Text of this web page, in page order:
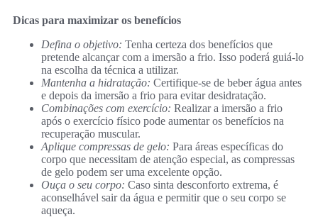
Dicas para maximizar os benefícios
Defina o objetivo: Tenha certeza dos benefícios que
pretende alcançar com a imersão a frio. Isso poderá guiá-lo
na escolha da técnica a utilizar.
Mantenha a hidratação: Certifique-se de beber água antes
e depois da imersão a frio para evitar desidratação.
Combinações com exercício: Realizar a imersão a frio
após o exercício físico pode aumentar os benefícios na
recuperação muscular.
Aplique compressas de gelo: Para áreas específicas do
corpo que necessitam de atenção especial, as compressas
de gelo podem ser uma excelente opção.
Ouça o seu corpo: Caso sinta desconforto extrema, é
aconselhável sair da água e permitir que o seu corpo se
aqueça.